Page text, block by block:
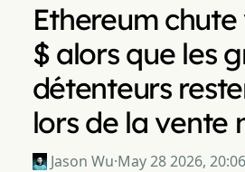
lors
Ethereum chute
$ alors que les
détenteurs
lors de la vente
Jason Wu·May 28 2026, 20:06